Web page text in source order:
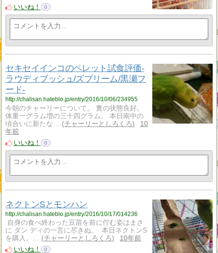
いいね！
0
セキセイインコのペレット試食評価-
ラウディブッシュ/ズプリーム/黒瀬フ
ード-
http://chalisan.hateblo.jp/entry/2016/10/06/234955
今朝のチャーリーについて。 糞の状態良好。
体重一グラム増の三十四グラム。 本日南中の
頃合いに新たな…
チャーリーとしろくろ
10
年前
いいね！
0
ネクトンSとモンハン
http://chalisan.hateblo.jp/entry/2016/10/17/014236
自身の食べ終わった豆苗を前に佇む姿はまさ
に ダン ディの一言に尽きぬ。 本日ネクトンS
を購入。…
チャーリーとしろくろ
10年前
いいね！
0